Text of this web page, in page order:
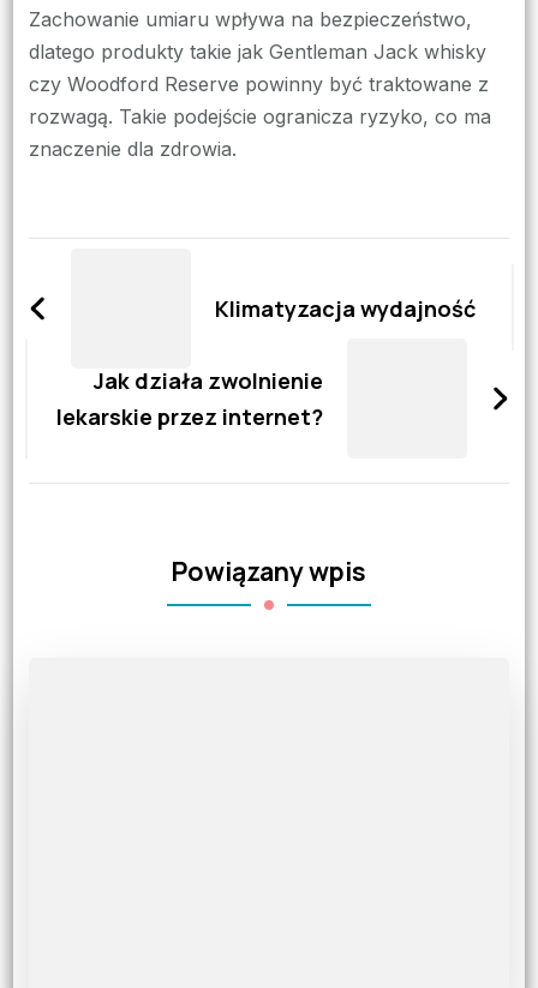
Zachowanie umiaru wpływa na bezpieczeństwo,
dlatego produkty takie jak Gentleman Jack whisky
czy Woodford Reserve powinny być traktowane z
rozwagą. Takie podejście ogranicza ryzyko, co ma
znaczenie dla zdrowia.
wpisy
Klimatyzacja wydajność
Jak działa zwolnienie
lekarskie przez internet?
Powiązany wpis